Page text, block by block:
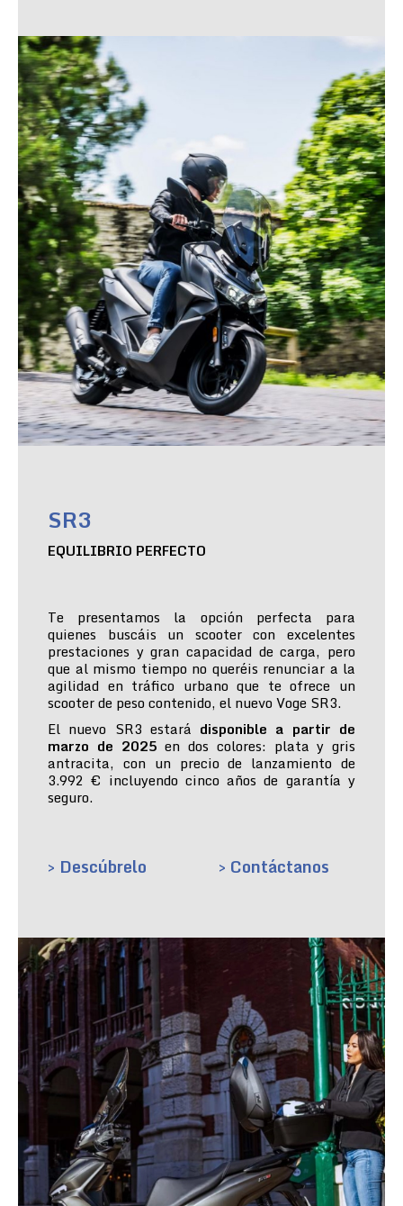
SR3
EQUILIBRIO PERFECTO
Te presentamos la opción perfecta para
quienes buscáis un scooter con excelentes
prestaciones y gran capacidad de carga, pero
que al mismo tiempo no queréis renunciar a la
agilidad en tráfico urbano que te ofrece un
scooter de peso contenido, el nuevo Voge SR3.
El nuevo SR3 estará disponible a partir de
marzo de 2025 en dos colores: plata y gris
antracita, con un precio de lanzamiento de
3.992 € incluyendo cinco años de garantía y
seguro.
> Descúbrelo > Contáctanos